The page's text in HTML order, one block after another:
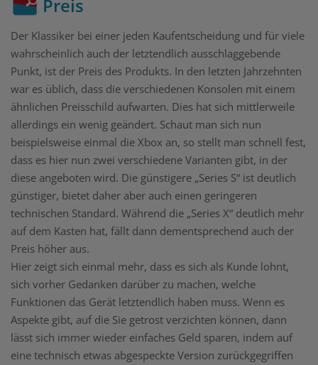
Preis
Der Klassiker bei einer jeden Kaufentscheidung und für viele
wahrscheinlich auch der letztendlich ausschlaggebende
Punkt, ist der Preis des Produkts. In den letzten Jahrzehnten
war es üblich, dass die verschiedenen Konsolen mit einem
ähnlichen Preisschild aufwarten. Dies hat sich mittlerweile
allerdings ein wenig geändert. Schaut man sich nun
beispielsweise einmal die Xbox an, so stellt man schnell fest,
dass es hier nun zwei verschiedene Varianten gibt, in der
diese angeboten wird. Die günstigere „Series S“ ist deutlich
günstiger, bietet daher aber auch einen geringeren
technischen Standard. Während die „Series X“ deutlich mehr
auf dem Kasten hat, fällt dann dementsprechend auch der
Preis höher aus.
Hier zeigt sich einmal mehr, dass es sich als Kunde lohnt,
sich vorher Gedanken darüber zu machen, welche
Funktionen das Gerät letztendlich haben muss. Wenn es
Aspekte gibt, auf die Sie getrost verzichten können, dann
lässt sich immer wieder einfaches Geld sparen, indem auf
eine technisch etwas abgespeckte Version zurückgegriffen